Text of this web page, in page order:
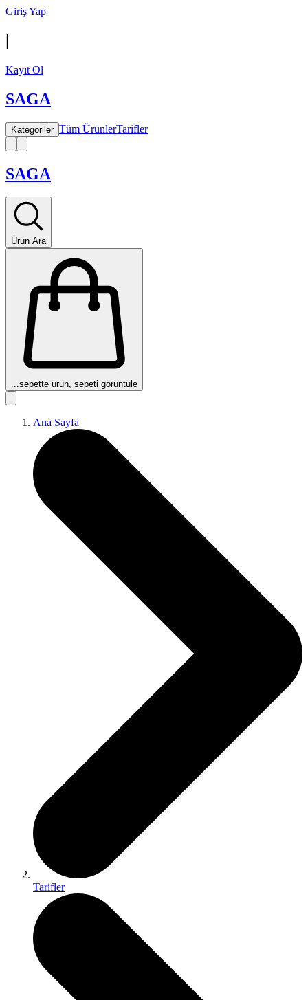
Giriş Yap
|
Kayıt Ol
SAGA
Kategoriler Tüm ÜrünlerTarifler
SAGA
Ürün Ara
...sepette ürün, sepeti görüntüle
Ana Sayfa
Tarifler